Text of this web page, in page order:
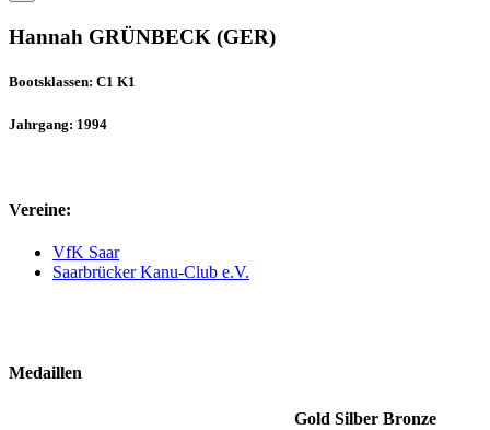
Hannah GRÜNBECK (GER)
Bootsklassen: C1 K1
Jahrgang: 1994
Vereine:
VfK Saar
Saarbrücker Kanu-Club e.V.
Medaillen
Gold Silber Bronze